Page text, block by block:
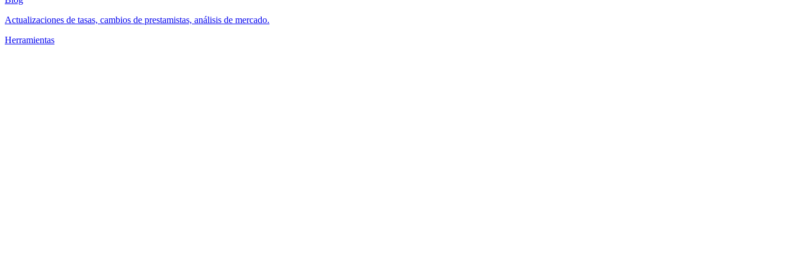
Actualizaciones de tasas, cambios de prestamistas, análisis de mercado.
Herramientas